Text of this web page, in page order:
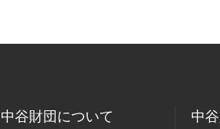
中谷財団について 中